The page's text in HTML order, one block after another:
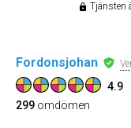
Tjänsten
Fordonsjohan
4.9
299 omdömen